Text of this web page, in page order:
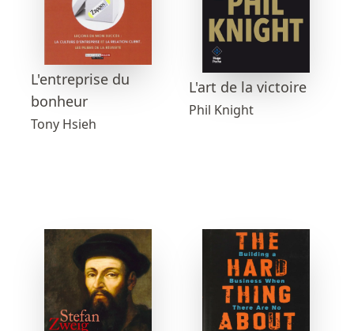
L'entreprise du
bonheur
Tony Hsieh
L'art de la victoire
Phil Knight